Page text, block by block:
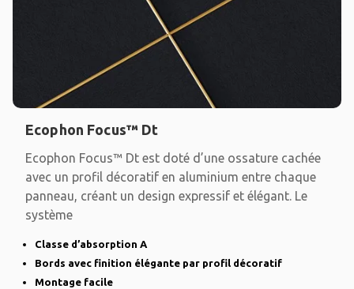
Ecophon Focus™ Dt
Ecophon Focus™ Dt est doté d’une ossature cachée
avec un profil décoratif en aluminium entre chaque
panneau, créant un design expressif et élégant. Le
système
Classe d’absorption A
Bords avec finition élégante par profil décoratif
Montage facile